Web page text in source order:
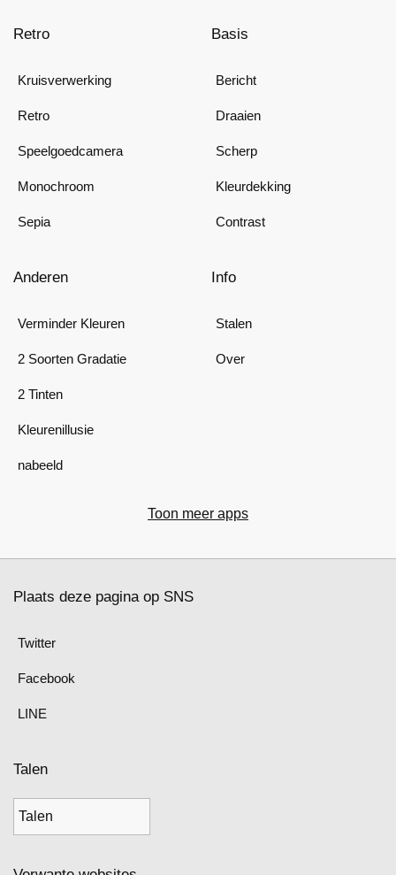
Retro
Kruisverwerking
Retro
Speelgoedcamera
Monochroom
Sepia
Basis
Bericht
Draaien
Scherp
Kleurdekking
Contrast
Anderen
Verminder Kleuren
2 Soorten Gradatie
2 Tinten
Kleurenillusie
nabeeld
Info
Stalen
Over
Toon meer apps
Plaats deze pagina op SNS
Twitter
Facebook
LINE
Talen